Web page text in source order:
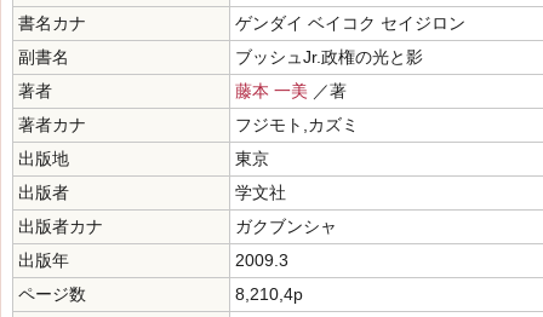
書名カナ
ゲンダイ ベイコク セイジロン
副書名
ブッシュJr.政権の光と影
著者
藤本 一美 ／著
著者カナ
フジモト,カズミ
出版地
東京
出版者
学文社
出版者カナ
ガクブンシャ
出版年
2009.3
ページ数
8,210,4p